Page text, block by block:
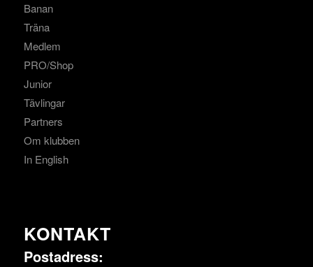
Banan
Träna
Medlem
PRO/Shop
Junior
Tävlingar
Partners
Om klubben
In English
KONTAKT
Postadress: